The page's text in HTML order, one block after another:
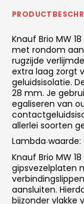
Knauf Brio MW
met rondom
rugzijde
extra laag zorgt
geluidsisolatie.
28 mm. Je
egaliseren van
allerlei soorten
Lambda‑waarde:
Knauf Brio MW
gipsvezelplaten
aansluiten.
bijzonder vlakke